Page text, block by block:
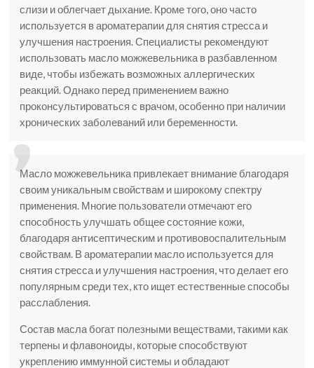
слизи и облегчает дыхание. Кроме того, оно часто
используется в ароматерапии для снятия стресса и
улучшения настроения. Специалисты рекомендуют
использовать масло можжевельника в разбавленном
виде, чтобы избежать возможных аллергических
реакций. Однако перед применением важно
проконсультироваться с врачом, особенно при наличии
хронических заболеваний или беременности.
Масло можжевельника привлекает внимание благодаря
своим уникальным свойствам и широкому спектру
применения. Многие пользователи отмечают его
способность улучшать общее состояние кожи,
благодаря антисептическим и противовоспалительным
свойствам. В ароматерапии масло используется для
снятия стресса и улучшения настроения, что делает его
популярным среди тех, кто ищет естественные способы
расслабления.
Состав масла богат полезными веществами, такими как
терпены и флавоноиды, которые способствуют
укреплению иммунной системы и обладают